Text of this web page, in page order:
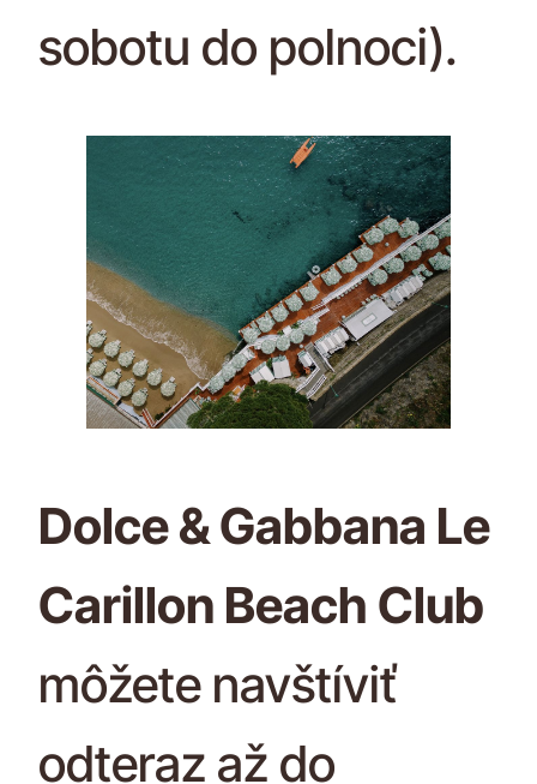
sobotu do polnoci).
Dolce & Gabbana Le
Carillon Beach Club
môžete navštíviť
odteraz až do